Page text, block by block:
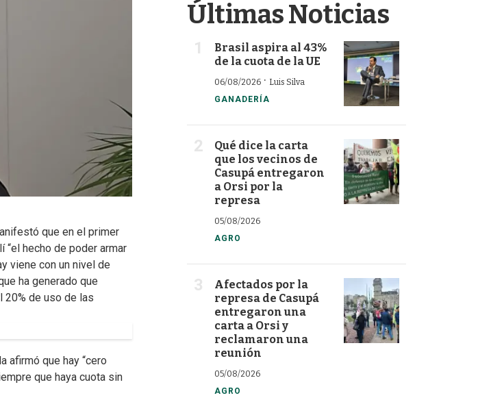
que en el primer
hecho de poder armar
viene con un nivel de
ha generado que
20% de uso de las
afirmó que hay “cero
que haya cuota sin
Últimas Noticias
Brasil aspira al 43%
de la cuota de la UE
06/08/2026 · Luis Silva
GANADERÍA
Qué dice la carta
que los vecinos de
Casupá entregaron
a Orsi por la
represa
05/08/2026
AGRO
Afectados por la
represa de Casupá
entregaron una
carta a Orsi y
reclamaron una
reunión
05/08/2026
AGRO